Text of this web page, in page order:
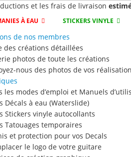
et les frais de livraison
À EAU STICKERS VINYLE
de nos membres
des créations détaillées
photos de toute les créations
nous des photos de vos
les modes d’emploi et Manuels
Décals à eau (Waterslide)
Stickers vinyle autocollants
Tatouages temporaires
et protection pour vos Decals
le logo de votre guitare